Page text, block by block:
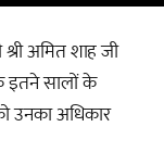
अमित शाह जी
इतने सालों के
उनका अधिकार